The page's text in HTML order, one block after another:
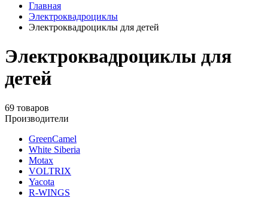
Главная
Электроквадроциклы
Электроквадроциклы для детей
Электроквадроциклы для
детей
69 товаров
Производители
GreenCamel
White Siberia
Motax
VOLTRIX
Yacota
R-WINGS